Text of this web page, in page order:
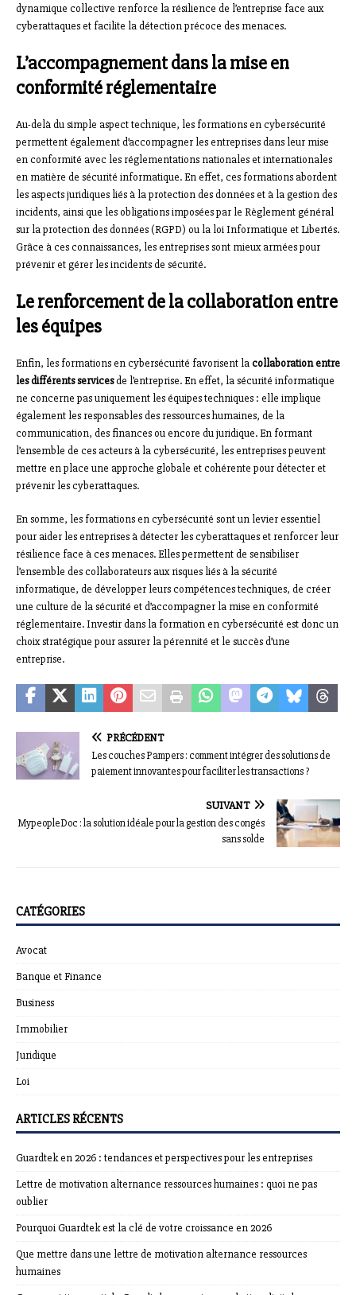
dynamique collective renforce la résilience de l’entreprise face aux
cyberattaques et facilite la détection précoce des menaces.
L’accompagnement dans la mise en
conformité réglementaire
Au-delà du simple aspect technique, les formations en cybersécurité
permettent également d’accompagner les entreprises dans leur mise
en conformité avec les réglementations nationales et internationales
en matière de sécurité informatique. En effet, ces formations abordent
les aspects juridiques liés à la protection des données et à la gestion des
incidents, ainsi que les obligations imposées par le Règlement général
sur la protection des données (RGPD) ou la loi Informatique et Libertés.
Grâce à ces connaissances, les entreprises sont mieux armées pour
prévenir et gérer les incidents de sécurité.
Le renforcement de la collaboration entre
les équipes
Enfin, les formations en cybersécurité favorisent lacollaboration entre
les différents servicesde l’entreprise. En effet, la sécurité informatique
ne concerne pas uniquement les équipes techniques : elle implique
également les responsables des ressources humaines, de la
communication, des finances ou encore du juridique. En formant
l’ensemble de ces acteurs à la cybersécurité, les entreprises peuvent
mettre en place une approche globale et cohérente pour détecter et
prévenir les cyberattaques.
En somme, les formations en cybersécurité sont un levier essentiel
pour aider les entreprises à détecter les cyberattaques et renforcer leur
résilience face à ces menaces. Elles permettent de sensibiliser
l’ensemble des collaborateurs aux risques liés à la sécurité
informatique, de développer leurs compétences techniques, de créer
une culture de la sécurité et d’accompagner la mise en conformité
réglementaire. Investir dans la formation en cybersécurité est donc un
choix stratégique pour assurer la pérennité et le succès d’une
entreprise.
PRÉCÉDENT
Les couches Pampers : comment intégrer des solutions de
paiement innovantes pour faciliter les transactions ?
SUIVANT
MypeopleDoc : la solution idéale pour la gestion des congés
sans solde
CATÉGORIES
Avocat
Banque et Finance
Business
Immobilier
Juridique
Loi
ARTICLES RÉCENTS
Guardtek en 2026 : tendances et perspectives pour les entreprises
Lettre de motivation alternance ressources humaines : quoi ne pas
oublier
Pourquoi Guardtek est la clé de votre croissance en 2026
Que mettre dans une lettre de motivation alternance ressources
humaines